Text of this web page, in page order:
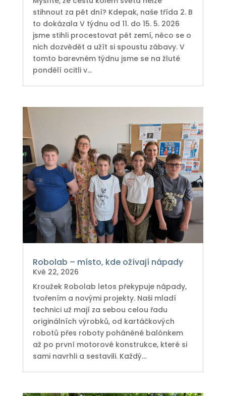
stihnout za pět dní? Kdepak, naše třída 2. B
to dokázala V týdnu od 11. do 15. 5. 2026
jsme stihli procestovat pět zemí, něco se o
nich dozvědět a užít si spoustu zábavy. V
tomto barevném týdnu jsme se na žluté
pondělí ocitli v...
Robolab – místo, kde ožívají nápady
Kvě 22, 2026
Kroužek Robolab letos překypuje nápady,
tvořením a novými projekty. Naši mladí
technici už mají za sebou celou řadu
originálních výrobků, od kartáčkových
robotů přes roboty poháněné balónkem
až po první motorové konstrukce, které si
sami navrhli a sestavili. Každý...